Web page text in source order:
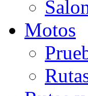
Motos